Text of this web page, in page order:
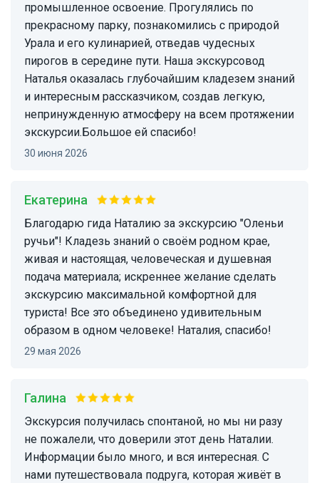
промышленное освоение. Прогулялись по
прекрасному парку, познакомились с природой
Урала и его кулинарией, отведав чудесных
пирогов в середине пути. Наша экскурсовод
Наталья оказалась глубочайшим кладезем знаний
и интересным рассказчиком, создав легкую,
непринужденную атмосферу на всем протяжении
экскурсии.Большое ей спасибо!
30 июня 2026
Екатерина
Благодарю гида Наталию за экскурсию "Оленьи
ручьи"! Кладезь знаний о своём родном крае,
живая и настоящая, человеческая и душевная
подача материала; искреннее желание сделать
экскурсию максимальной комфортной для
туриста! Все это объединено удивительным
образом в одном человеке! Наталия, спасибо!
29 мая 2026
Галина
Экскурсия получилась спонтаной, но мы ни разу
не пожалели, что доверили этот день Наталии.
Информации было много, и вся интересная. С
нами путешествовала подруга, которая живёт в